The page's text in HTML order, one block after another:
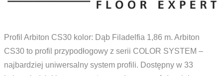
Profil Arbiton CS30 kolor: Dąb Filadelfia 1,86 m. Arbiton
CS30 to profil przypodłogowy z serii COLOR SYSTEM –
najbardziej uniwersalny system profili. Dostępny w 33